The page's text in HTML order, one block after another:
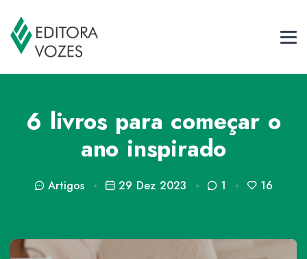
6 livros para começar o
ano inspirado
Artigos 29 Dez 2023 1 16